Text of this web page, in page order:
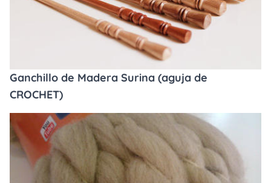
Ganchillo de Madera Surina (aguja de
CROCHET)